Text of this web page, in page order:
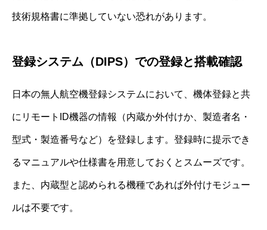
技術規格書に準拠していない恐れがあります。
登録システム（DIPS）での登録と搭載確認
日本の無人航空機登録システムにおいて、機体登録と共
にリモートID機器の情報（内蔵か外付けか、製造者名・
型式・製造番号など）を登録します。登録時に提示でき
るマニュアルや仕様書を用意しておくとスムーズです。
また、内蔵型と認められる機種であれば外付けモジュー
ルは不要です。